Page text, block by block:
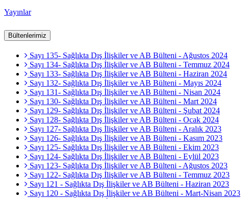
Yayınlar
Bültenlerimiz
Sayı 135- Sağlıkta Dış İlişkiler ve AB Bülteni - Ağustos 2024
Sayı 134- Sağlıkta Dış İlişkiler ve AB Bülteni - Temmuz 2024
Sayı 133- Sağlıkta Dış İlişkiler ve AB Bülteni - Haziran 2024
Sayı 132- Sağlıkta Dış İlişkiler ve AB Bülteni - Mayıs 2024
Sayı 131- Sağlıkta Dış İlişkiler ve AB Bülteni - Nisan 2024
Sayı 130- Sağlıkta Dış İlişkiler ve AB Bülteni - Mart 2024
Sayı 129- Sağlıkta Dış İlişkiler ve AB Bülteni - Şubat 2024
Sayı 128- Sağlıkta Dış İlişkiler ve AB Bülteni - Ocak 2024
Sayı 127- Sağlıkta Dış İlişkiler ve AB Bülteni - Aralık 2023
Sayı 126- Sağlıkta Dış İlişkiler ve AB Bülteni - Kasım 2023
Sayı 125- Sağlıkta Dış İlişkiler ve AB Bülteni - Ekim 2023
Sayı 124- Sağlıkta Dış İlişkiler ve AB Bülteni - Eylül 2023
Sayı 123- Sağlıkta Dış İlişkiler ve AB Bülteni - Ağustos 2023
Sayı 122- Sağlıkta Dış İlişkiler ve AB Bülteni - Temmuz 2023
Sayı 121 - Sağlıkta Dış İlişkiler ve AB Bülteni - Haziran 2023
Sayı 120 - Sağlıkta Dış İlişkiler ve AB Bülteni - Mart-Nisan 2023